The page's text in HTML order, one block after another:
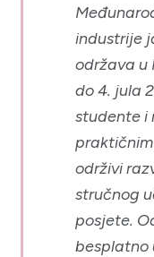
industrije
održava u
do 4. jula
studente i
održivi
stručnog
posjete.
besplatno